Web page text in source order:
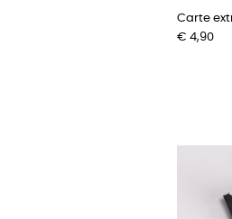
Carte
Prijs
€ 4,90